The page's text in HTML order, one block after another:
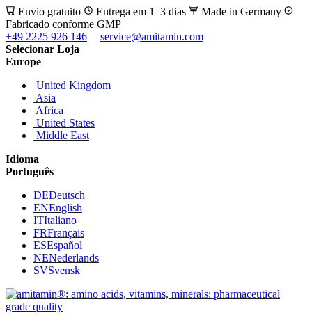
Envio gratuito Entrega em 1–3 dias
Made in Germany
Fabricado conforme GMP
+49 2225 926 146
service@amitamin.com
Selecionar Loja
Europe
United Kingdom
Asia
Africa
United States
Middle East
Idioma
Português
DEDeutsch
ENEnglish
ITItaliano
FRFrançais
ESEspañol
NENederlands
SVSvensk